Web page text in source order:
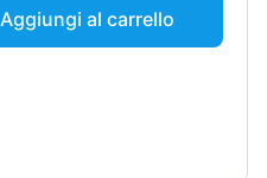
Aggiungi al carrello